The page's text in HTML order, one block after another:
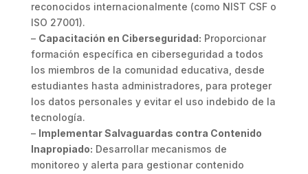
reconocidos internacionalmente (como NIST CSF o
ISO 27001).
– Capacitación en Ciberseguridad: Proporcionar
formación específica en ciberseguridad a todos
los miembros de la comunidad educativa, desde
estudiantes hasta administradores, para proteger
los datos personales y evitar el uso indebido de la
tecnología.
– Implementar Salvaguardas contra Contenido
Inapropiado: Desarrollar mecanismos de
monitoreo y alerta para gestionar contenido